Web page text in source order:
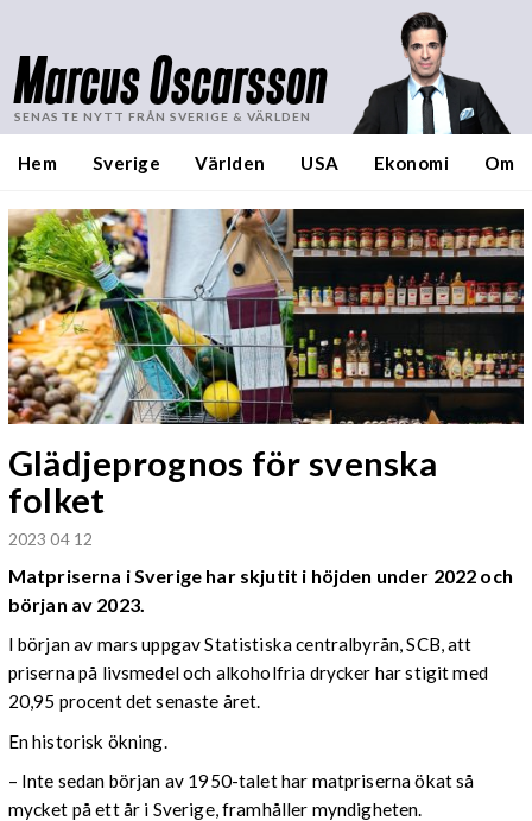
Marcus Oscarsson
SENASTE NYTT FRÅN SVERIGE & VÄRLDEN
Hem Sverige Världen USA Ekonomi Om
Glädjeprognos för svenska
folket
2023 04 12
Matpriserna i Sverige har skjutit i höjden under 2022 och
början av 2023.
I början av mars uppgav Statistiska centralbyrån, SCB, att
priserna på livsmedel och alkoholfria drycker har stigit med
20,95 procent det senaste året.
En historisk ökning.
– Inte sedan början av 1950-talet har matpriserna ökat så
mycket på ett år i Sverige, framhåller myndigheten.